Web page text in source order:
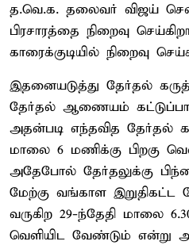
த.வெ.க. தலைவர் விஜய்
பிரசாரத்தை நிறைவு
காரைக்குடியில் நிறைவு
இதனையடுத்து தேர்தல்
தேர்தல் ஆணையம்
அதன்படி எந்தவித தேர்தல்
மாலை 6 மணிக்கு பிறகு
அதேபோல் தேர்தலுக்கு
மேற்கு வங்காள இறுதிகட்ட
வருகிற 29-ந்தேதி மாலை
வெளியிட வேண்டும் என்று